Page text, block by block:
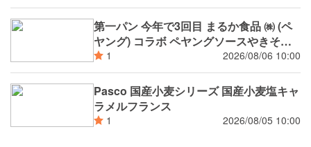
第一パン 今年で3回目 まるか食品 ㈱ (ペ
ヤング) コラボ ペヤングソースやきそば
パン1 2026/08/06 10:00
Pasco 国産小麦シリーズ 国産小麦塩キャ
ラメルフランス
1 2026/08/05 10:00